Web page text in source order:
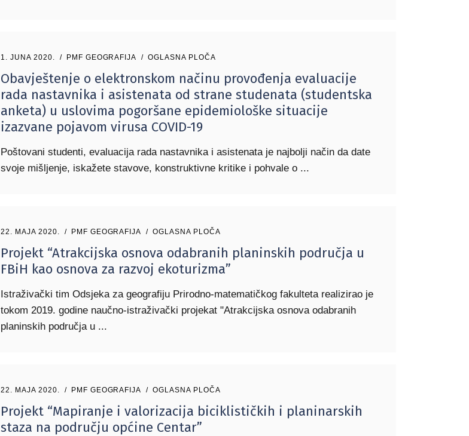
1. JUNA 2020. PMF GEOGRAFIJA OGLASNA PLOČA
Obavještenje o elektronskom načinu provođenja evaluacije
rada nastavnika i asistenata od strane studenata (studentska
anketa) u uslovima pogoršane epidemiološke situacije
izazvane pojavom virusa COVID-19
Poštovani studenti, evaluacija rada nastavnika i asistenata je najbolji način da date
svoje mišljenje, iskažete stavove, konstruktivne kritike i pohvale o
22. MAJA 2020. PMF GEOGRAFIJA OGLASNA PLOČA
Projekt “Atrakcijska osnova odabranih planinskih područja u
FBiH kao osnova za razvoj ekoturizma”
Istraživački tim Odsjeka za geografiju Prirodno-matematičkog fakulteta realizirao je
tokom 2019. godine naučno-istraživački projekat "Atrakcijska osnova odabranih
planinskih područja u
22. MAJA 2020. PMF GEOGRAFIJA OGLASNA PLOČA
Projekt “Mapiranje i valorizacija biciklističkih i planinarskih
staza na području općine Centar”